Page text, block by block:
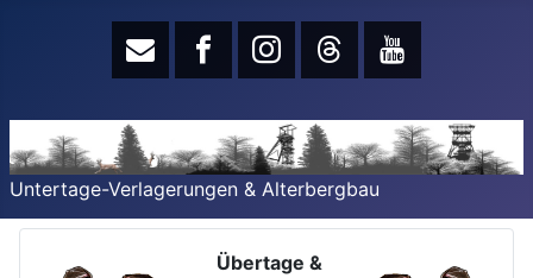
Untertage-Verlagerungen & Alterbergbau
Übertage &